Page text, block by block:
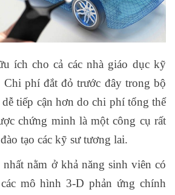
ích cho cả các nhà giáo dục kỹ
Chi phí đắt đỏ trước đây trong bộ
tiếp cận hơn do chi phí tổng thể
chứng minh là một công cụ rất
tạo các kỹ sư tương lai.
nằm ở khả năng sinh viên có
mô hình 3-D phản ứng chính